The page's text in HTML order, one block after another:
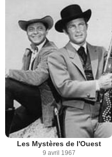
Les Mystères de l'Ouest
9 avril 1967